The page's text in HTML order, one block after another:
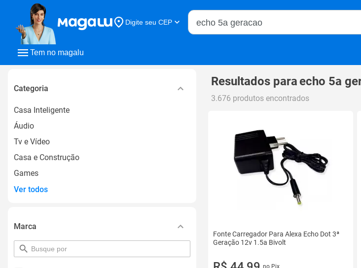
Tem no magalu
Digite seu CEP
Buscar no Magalu
Categoria
Casa Inteligente
Áudio
Tv e Vídeo
Casa e Construção
Games
Ver todos
Marca
pesquisar
por
Resultados paraecho 5a
3.676 produtos encontrados
Fonte Carregador Para Alexa Echo Dot 3ª
Geração 12v 1.5a Bivolt